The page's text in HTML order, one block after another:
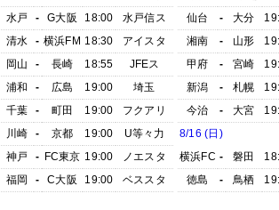
水戸
- G大阪 18:00
水戸信ス
清水
- 横浜FM 18:30
アイスタ
岡山
- 長崎 18:55
JFEス
浦和
- 広島 19:00
埼玉
千葉
- 町田 19:00
フクアリ
川崎
- 京都 19:00
U等々力
神戸
- FC東京 19:00
ノエスタ
福岡
- C大阪 19:00 ベススタ
仙台
- 大分
湘南
- 山形
甲府
- 宮崎
新潟
- 札幌
今治
- 大宮
8/16 (日)
横浜FC - 磐田
徳島
- 鳥栖